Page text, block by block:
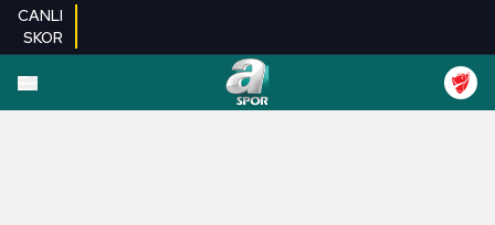
CANLI
SKOR